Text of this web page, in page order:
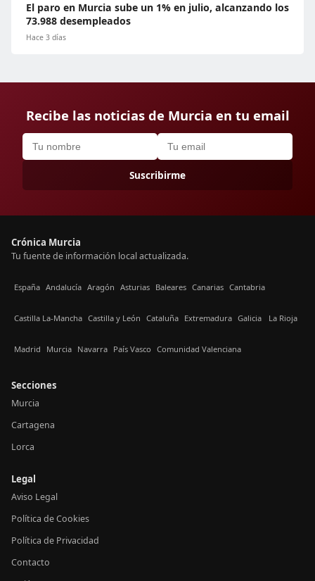
El paro en Murcia sube un 1% en julio, alcanzando los
73.988 desempleados
Hace 3 días
Recibe las noticias de Murcia en tu email
Suscribirme
Crónica Murcia
Tu fuente de información local actualizada.
España Andalucía Aragón Asturias Baleares Canarias Cantabria
Castilla La-Mancha Castilla y León Cataluña Extremadura Galicia La Rioja
Madrid Murcia Navarra País Vasco Comunidad Valenciana
Secciones
Murcia
Cartagena
Lorca
Legal
Aviso Legal
Política de Cookies
Política de Privacidad
Contacto